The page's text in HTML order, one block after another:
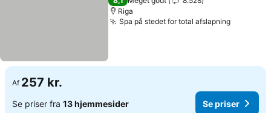
Riga
Spa på stedet for total afslapningSe priser
Af 257 kr.
Se priser fra 13 hjemmesider Se priser